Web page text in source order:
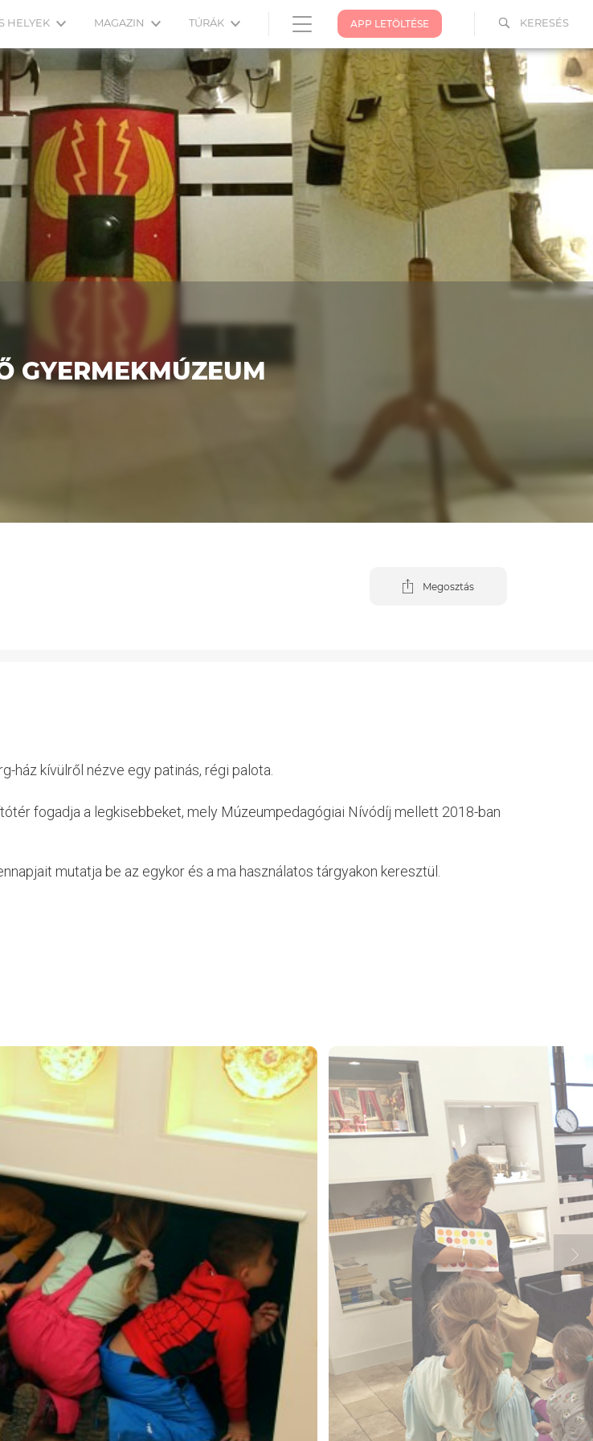
KERESÉS
APP LETÖLTÉSE
HELYEK MAGAZIN TÚRÁK
GYERMEKMÚZEUM
Megosztás
ház kívülről nézve egy patinás, régi palota.
fogadja a legkisebbeket, mely Múzeumpedagógiai Nívódíj mellett 2018-ban
mutatja be az egykor és a ma használatos tárgyakon keresztül.